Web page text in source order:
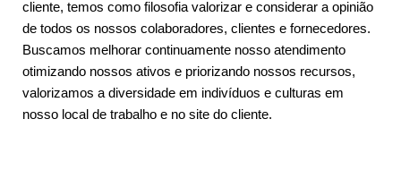
cliente, temos como filosofia valorizar e considerar a opinião
de todos os nossos colaboradores, clientes e fornecedores.
Buscamos melhorar continuamente nosso atendimento
otimizando nossos ativos e priorizando nossos recursos,
valorizamos a diversidade em indivíduos e culturas em
nosso local de trabalho e no site do cliente.